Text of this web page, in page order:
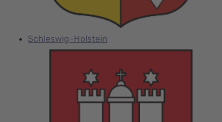
Schleswig-Holstein